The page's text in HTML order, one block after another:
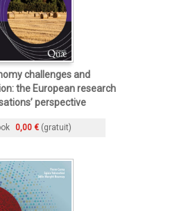
challenges and
the European research
perspective
0,00 € (gratuit)